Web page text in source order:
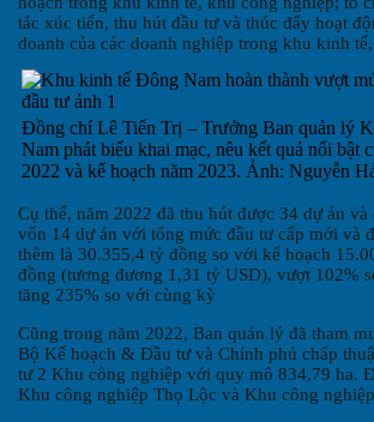
tác xúc tiến, thu hút đầu tư và thúc đẩy hoạt
doanh của các doanh nghiệp trong khu kinh
Đồng chí Lê Tiến Trị – Trưởng Ban quản lý
Nam phát biểu khai mạc, nêu kết quả nổi bật
2022 và kế hoạch năm 2023. Ảnh: Nguyễn
Cụ thể, năm 2022 đã thu hút được 34 dự án và
vốn 14 dự án với tổng mức đầu tư cấp mới và
thêm là 30.355,4 tỷ đồng so với kế hoạch
đồng (tương đương 1,31 tỷ USD), vượt 102%
tăng 235% so với cùng kỳ
Cũng trong năm 2022, Ban quản lý đã tham
Bộ Kế hoạch & Đầu tư và Chính phủ chấp
tư 2 Khu công nghiệp với quy mô 834,79 ha.
Khu công nghiệp Thọ Lộc và Khu công